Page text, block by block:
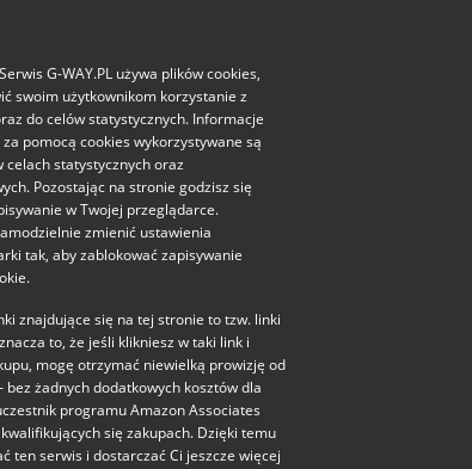
G-WAY.PL używa plików cookies,
swoim użytkownikom korzystanie z
do celów statystycznych. Informacje
za pomocą cookies wykorzystywane są
celach statystycznych oraz
Pozostając na stronie godzisz się
w Twojej przeglądarce.
zmienić ustawienia
tak, aby zablokować zapisywanie
znajdujące się na tej stronie to tzw. linki
to, że jeśli klikniesz w taki link i
mogę otrzymać niewielką prowizję od
bez żadnych dodatkowych kosztów dla
programu Amazon Associates
się zakupach. Dzięki temu
ten serwis i dostarczać Ci jeszcze więcej